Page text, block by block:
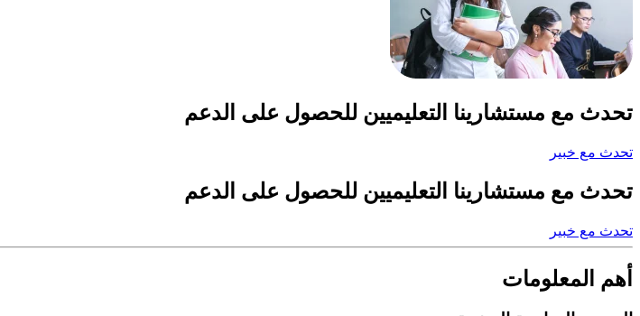
تحدث مع مستشارينا التعليميين للحصول على الدعم
تحدث مع خبير
تحدث مع مستشارينا التعليميين للحصول على الدعم
تحدث مع خبير
أهم المعلومات